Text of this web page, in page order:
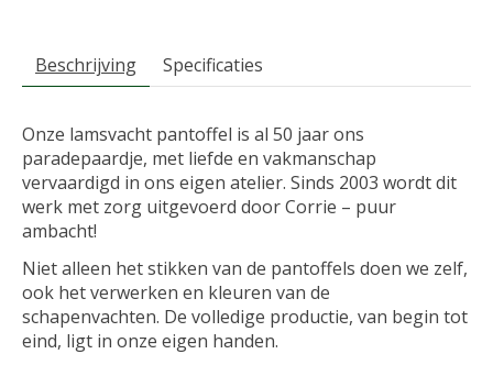
Beschrijving Specificaties
Onze lamsvacht pantoffel is al 50 jaar ons
paradepaardje, met liefde en vakmanschap
vervaardigd in ons eigen atelier. Sinds 2003 wordt dit
werk met zorg uitgevoerd door Corrie – puur
ambacht!
Niet alleen het stikken van de pantoffels doen we zelf,
ook het verwerken en kleuren van de
schapenvachten. De volledige productie, van begin tot
eind, ligt in onze eigen handen.